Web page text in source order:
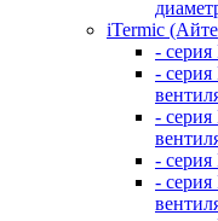
iTermic
- серия
-
-
-
-